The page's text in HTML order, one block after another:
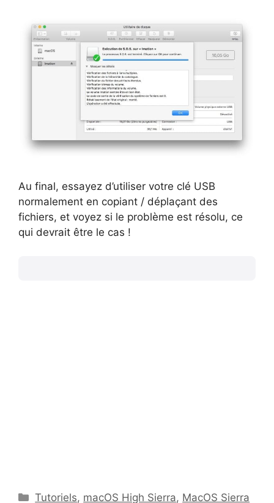
Au final, essayez d’utiliser votre clé USB
normalement en copiant / déplaçant des
fichiers, et voyez si le problème est résolu, ce
qui devrait être le cas !
Catégories
Tutoriels, macOS High Sierra, MacOS Sierra